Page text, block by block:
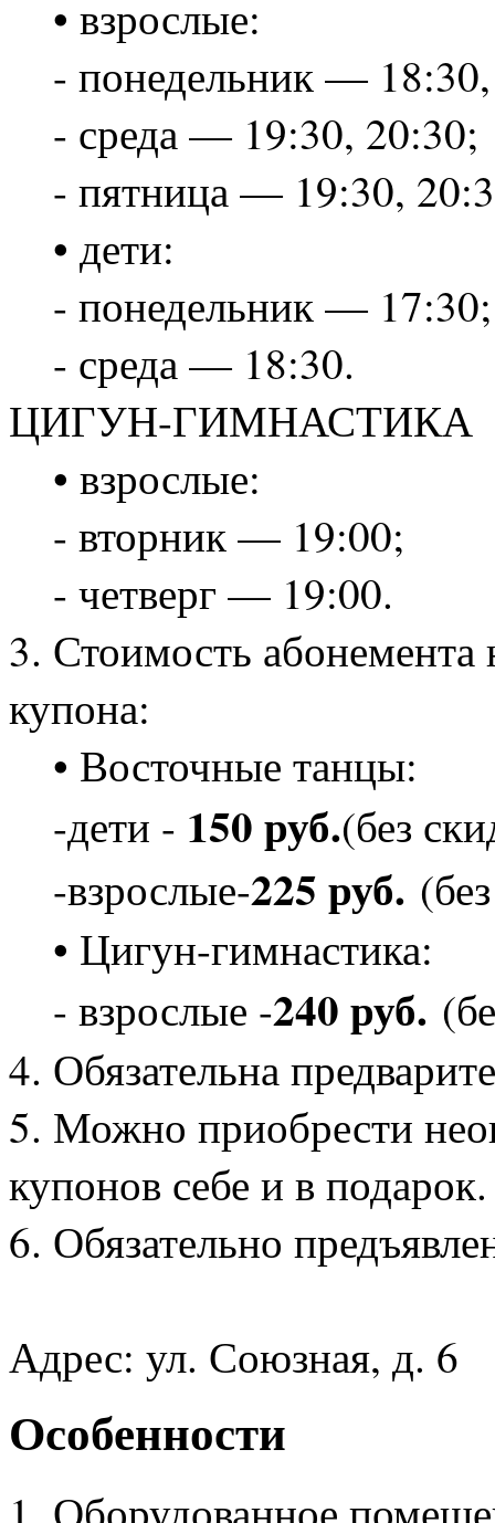
• взрослые:
- понедельник —
- среда — 19:30, 20:30;
- пятница — 19:30,
• дети:
- понедельник — 17:30;
- среда — 18:30.
ЦИГУН-ГИМНАСТИКА
• взрослые:
- вторник — 19:00;
- четверг — 19:00.
3. Стоимость абонемента
купона:
• Восточные танцы:
-дети - 150 руб.(без
-взрослые-225 руб.
• Цигун-гимнастика:
- взрослые -240 руб.
4. Обязательна
5. Можно приобрести
купонов себе и в подарок.
6. Обязательно
Адрес: ул. Союзная, д. 6
Особенности